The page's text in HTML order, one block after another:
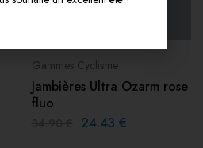
Gammes Cyclisme
Jambières Ultra Ozarm rose
fluo
24.43 €